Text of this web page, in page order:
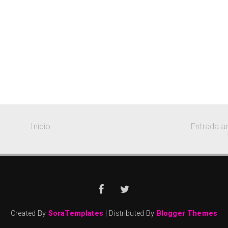
Inicio Entrada
Created By SoraTemplates | Distributed By Blogger Themes